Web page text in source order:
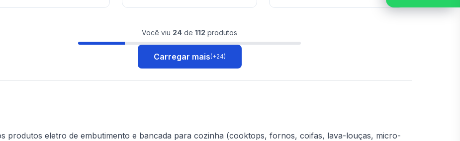
Você viu 24 de 112 produtos
Carregar mais(+24)
produtos eletro de embutimento e bancada para cozinha (cooktops, fornos, coifas, lava-louças, micro-